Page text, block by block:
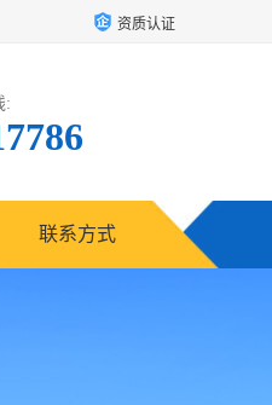
资质认证
:
联系方式